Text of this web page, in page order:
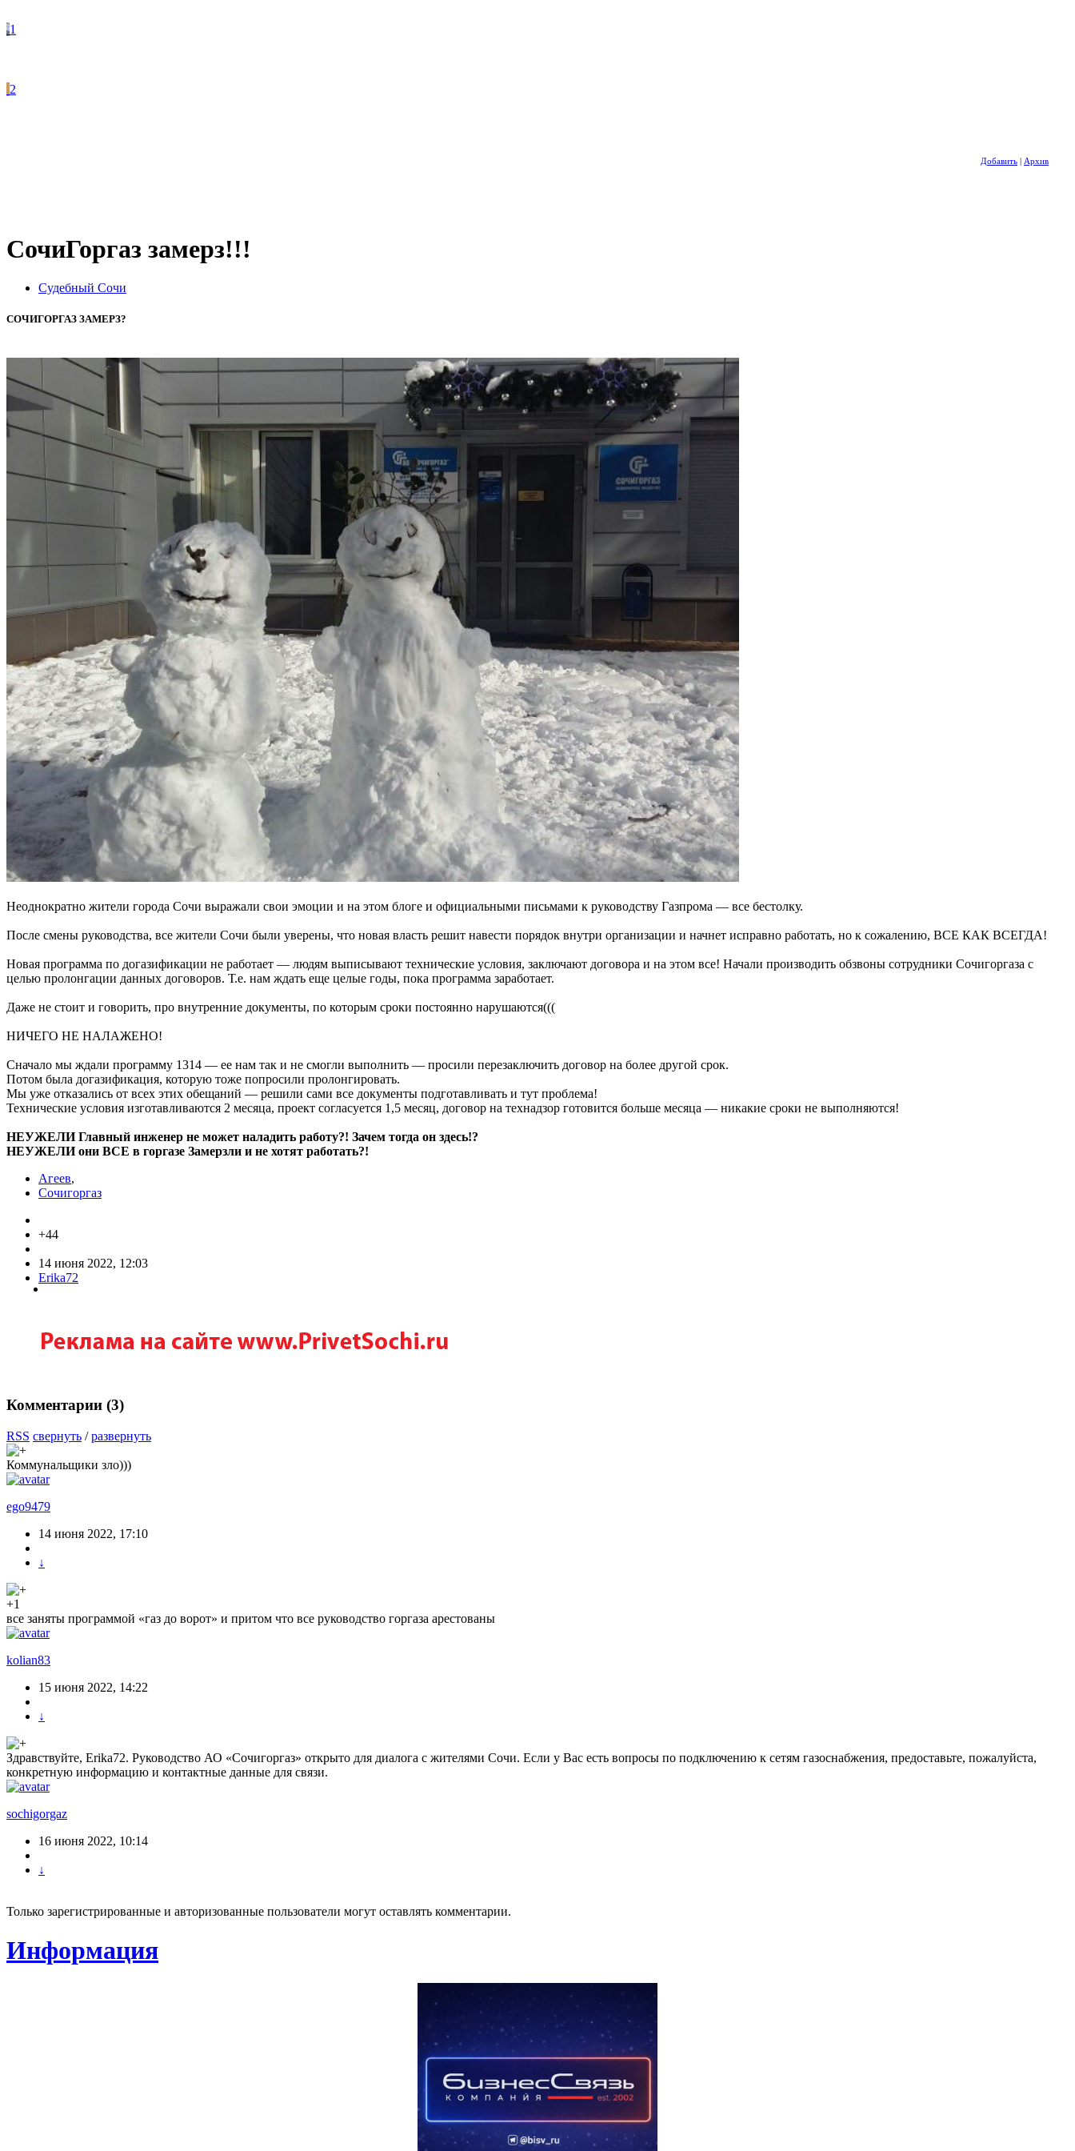
1
2
Добавить Архив
СочиГоргаз замерз!!!
Судебный Сочи
СОЧИГОРГАЗ ЗАМЕРЗ?
Неоднократно жители города Сочи выражали свои эмоции и на этом блоге и официальными письмами к руководству Газпрома — все бестолку.
После смены руководства, все жители Сочи были уверены, что новая власть решит навести порядок внутри организации и начнет исправно работать, но к сожалению, ВСЕ КАК ВСЕГДА!
Новая программа по догазификации не работает — людям выписывают технические условия, заключают договора и на этом все! Начали производить обзвоны сотрудники Сочигоргаза с
целью пролонгации данных договоров. Т.е. нам ждать еще целые годы, пока программа заработает.
Даже не стоит и говорить, про внутренние документы, по которым сроки постоянно нарушаются(((
НИЧЕГО НЕ НАЛАЖЕНО!
Сначало мы ждали программу 1314 — ее нам так и не смогли выполнить — просили перезаключить договор на более другой срок.
Потом была догазификация, которую тоже попросили пролонгировать.
Мы уже отказались от всех этих обещаний — решили сами все документы подготавливать и тут проблема!
Технические условия изготавливаются 2 месяца, проект согласуется 1,5 месяц, договор на технадзор готовится больше месяца — никакие сроки не выполняются!
НЕУЖЕЛИ Главный инженер не может наладить работу?! Зачем тогда он здесь!?
НЕУЖЕЛИ они ВСЕ в горгазе Замерзли и не хотят работать?!
Агеев,
Сочигоргаз
+44
14 июня 2022, 12:03
Erika72
Комментарии (3)
RSS свернуть /развернуть
Коммунальщики зло)))
ego9479
14 июня 2022, 17:10
↓
+1
все заняты программой «газ до ворот» и притом что все руководство горгаза арестованы
kolian83
15 июня 2022, 14:22
↓
Здравствуйте, Erika72. Руководство АО «Сочигоргаз» открыто для диалога с жителями Сочи. Если у Вас есть вопросы по подключению к сетям газоснабжения, предоставьте, пожалуйста,
конкретную информацию и контактные данные для связи.
sochigorgaz
16 июня 2022, 10:14
↓
Только зарегистрированные и авторизованные пользователи могут оставлять комментарии.
Информация